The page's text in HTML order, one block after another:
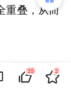
重叠，从而
35 2